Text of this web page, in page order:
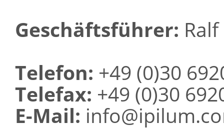
Geschäftsführer:
Telefon: +49 (0)30
Telefax: +49 (0)30
E-Mail: